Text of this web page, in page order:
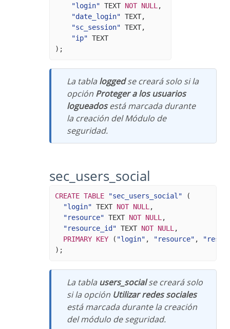
"login" TEXT NOT NULL ,
"date_login" TEXT,
"sc_session" TEXT,
"ip" TEXT
);
La tablaloggedse creará solo si la
opción Proteger a los usuarios
logueadosestá marcada durante
la creación del Módulo de
seguridad.
sec_users_social
CREATE TABLE "sec_users_social"
(
"login" TEXT NOT NULL ,
"resource" TEXT NOT NULL ,
"resource_id" TEXT NOT NULL ,
PRIMARY KEY ( "login" , "resource" ,
);
La tabla users_socialse creará solo
si la opción Utilizar redes sociales
está marcada durante la creación
del módulo de seguridad.